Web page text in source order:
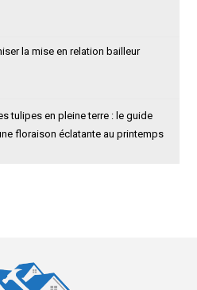
la mise en relation bailleur
tulipes en pleine terre : le guide
floraison éclatante au printemps